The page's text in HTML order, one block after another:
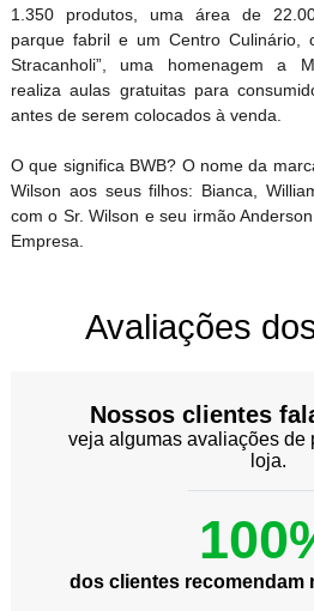
1.350 produtos, uma área de
parque fabril e um Centro Culinário,
Stracanholi”, uma homenagem a
realiza aulas gratuitas para
antes de serem colocados à venda.
O que significa BWB? O nome da
Wilson aos seus filhos: Bianca,
com o Sr. Wilson e seu irmão
Empresa.
Avaliações
Nossos clientes
veja algumas avaliações de
loja.
dos clientes